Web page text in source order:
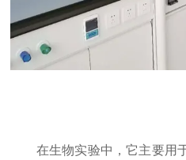
在生物实验中，它主要用